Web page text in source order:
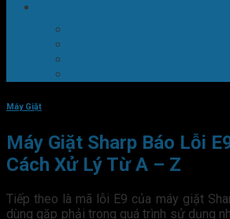
Máy Giặt
Máy Giặt Sharp Báo Lỗi
Cách Xử Lý Từ A – Z
Tiếp theo là mã lỗi E9 của máy giặt
dùng gặp phải trong quá trình sử dụng